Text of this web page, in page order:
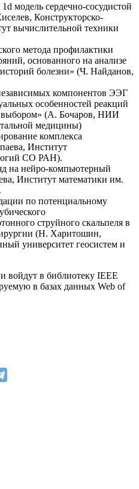
модель сердечно-сосудистой
Конструкторско-
вычислительной техники
метода профилактики
основанного на анализе
болезни» (Ч. Найданов,
компонентов ЭЭГ
особенностей реакций
выбором» (А. Бочаров, НИИ
медицины)
комплекса
Институт
СО РАН).
на нейро-компьютерный
Институт математики им.
по потенциальному
струйного скальпеля в
(Н. Харитошин,
университет геосистем и
войдут в библиотеку IEEE
в базах данных Web of